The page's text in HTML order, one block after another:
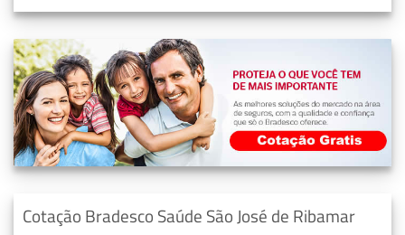
Cotação Bradesco Saúde São José de Ribamar